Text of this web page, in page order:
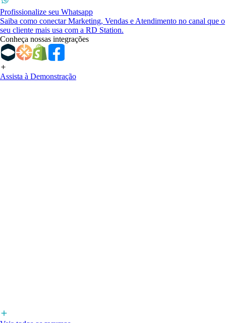
Profissionalize seu Whatsapp
Saiba como conectar Marketing, Vendas e Atendimento no canal que o
seu cliente mais usa com a RD Station.
Conheça nossas integrações
Assista à Demonstração